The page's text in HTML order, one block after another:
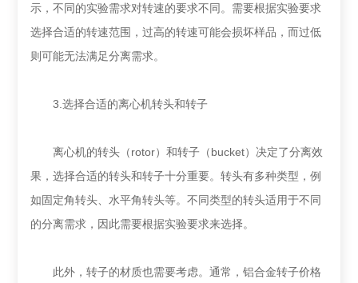
示，不同的实验需求对转速的要求不同。需要根据实验要求
选择合适的转速范围，过高的转速可能会损坏样品，而过低
则可能无法满足分离需求。
3.选择合适的离心机转头和转子
离心机的转头（rotor）和转子（bucket）决定了分离效
果，选择合适的转头和转子十分重要。转头有多种类型，例
如固定角转头、水平角转头等。不同类型的转头适用于不同
的分离需求，因此需要根据实验要求来选择。
此外，转子的材质也需要考虑。通常，铝合金转子价格